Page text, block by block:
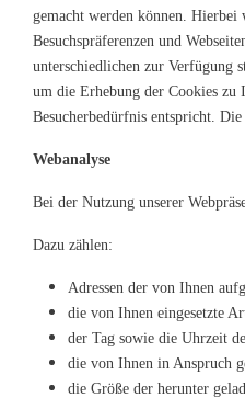
gemacht werden können. Hierbei
Besuchspräferenzen und
unterschiedlichen zur Verfügung
um die Erhebung der Cookies zu
Besucherbedürfnis entspricht.
Webanalyse
Bei der Nutzung unserer
Dazu zählen:
Adressen der von Ihnen
die von Ihnen eingesetzte
der Tag sowie die Uhrzeit
die von Ihnen in Anspruch
die Größe der herunter